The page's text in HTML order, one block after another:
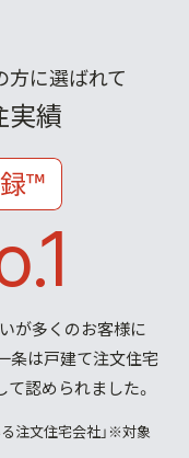
方に選ばれて
実績
が多くのお客様に
条は戸建て注文住宅
認められました。
注文住宅会社」※対象